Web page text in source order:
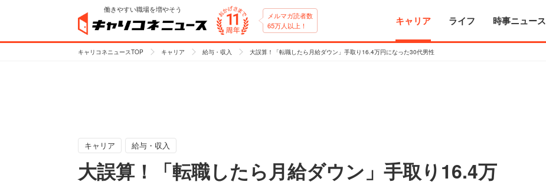
働きやすい職場を増やそう
メルマガ読者数
65万人以上！
キャリア ライフ 時事ニュース
キャリコネニュースTOP キャリア 給与・収入 大誤算！「転職したら月給ダウン」手取り16.4万円になった30代男性
キャリア 給与・収入
大誤算！「転職したら月給ダウン」手取り16.4万